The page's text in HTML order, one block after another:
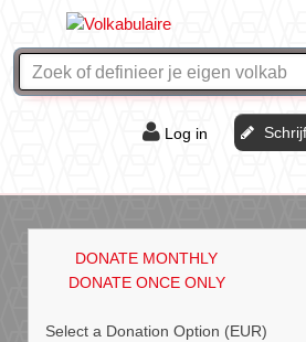
Log in
DONATE MONTHLY
DONATE ONCE ONLY
Select a Donation Option (EUR)